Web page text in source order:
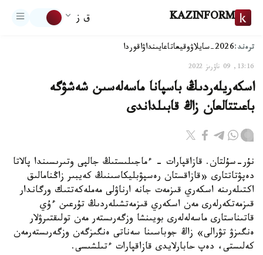
KAZINFORM ق ز
ترەند:2026-سايلاۋ وقيعاتاعايىنداۋاقوردا
13:16, 09 ناۋرىز 2022
اسكەريلەردىڭ باسپانا ماسەلەسىن شەشۋگە
باعىتتالعان زاڭ قابىلداندى
نۇر-سۇلتان. قازاقپارات - ءماجىلىستىڭ جالپى وتىرىسىندا پالاتا
دەپۋتاتتارى «قازاقستان رەسپۋبليكاسىنىڭ كەيبىر زاڭنامالىق
اكتىلەرىنە اسكەري قىزمەت جانە ارناۋلى مەملەكەتتىك ورگاندار
قىزمەتكەرلەرى مەن اسكەري قىزمەتشىلەردىڭ تۇرعىن ءۇي
قاتىناستارى ماسەلەلەرى بويىنشا وزگەرىستەر مەن تولىقتىرۋلار
ەنگىزۋ تۋرالى» زاڭ جوباسىنا سەناتى ەنگىزگەن وزگەرىستەرمەن
كەلىستى، دەپ حابارلايدى قازاقپارات ءتىلشىسى.